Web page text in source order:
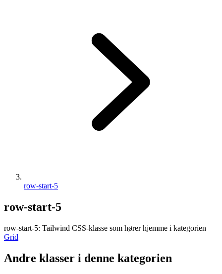
row-start-5
row-start-5
row-start-5: Tailwind CSS-klasse som hører hjemme i kategorien
Grid
Andre klasser i denne kategorien